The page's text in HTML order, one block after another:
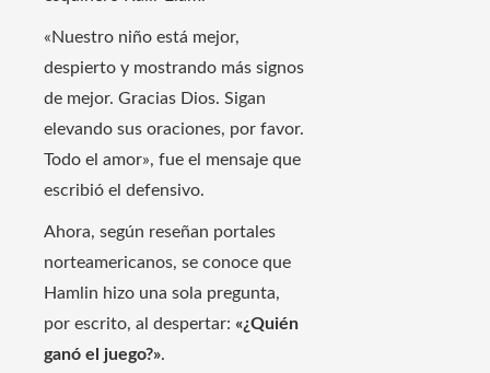
«Nuestro niño está mejor,
despierto y mostrando más signos
de mejor. Gracias Dios. Sigan
elevando sus oraciones, por favor.
Todo el amor», fue el mensaje que
escribió el defensivo.
Ahora, según reseñan portales
norteamericanos, se conoce que
Hamlin hizo una sola pregunta,
por escrito, al despertar: «¿Quién
ganó el juego?».